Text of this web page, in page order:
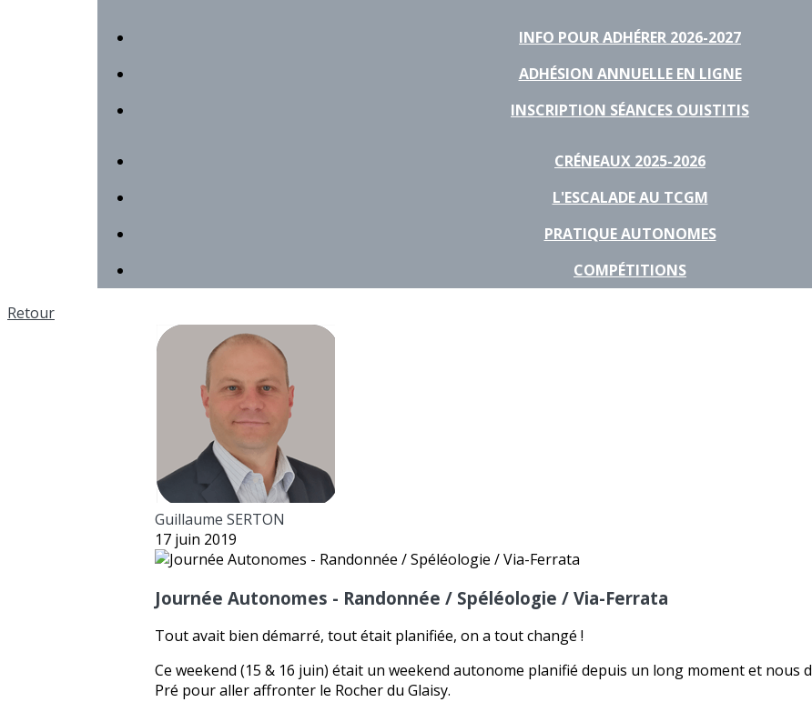
INFO POUR ADHÉRER 2026-2027
ADHÉSION ANNUELLE EN LIGNE
INSCRIPTION SÉANCES OUISTITIS
CRÉNEAUX 2025-2026
L'ESCALADE AU TCGM
PRATIQUE AUTONOMES
COMPÉTITIONS
Retour
Guillaume SERTON
17 juin 2019
Journée Autonomes - Randonnée / Spéléologie / Via-Ferrata
Tout avait bien démarré, tout était planifiée, on a tout changé !
Ce weekend (15 & 16 juin) était un weekend autonome planifié depuis un long moment et nous
Pré pour aller affronter le Rocher du Glaisy.